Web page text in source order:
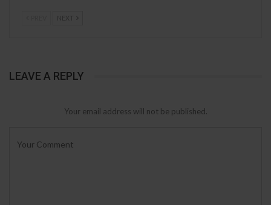
NEXT
LEAVE A REPLY
Your email address will not be published.